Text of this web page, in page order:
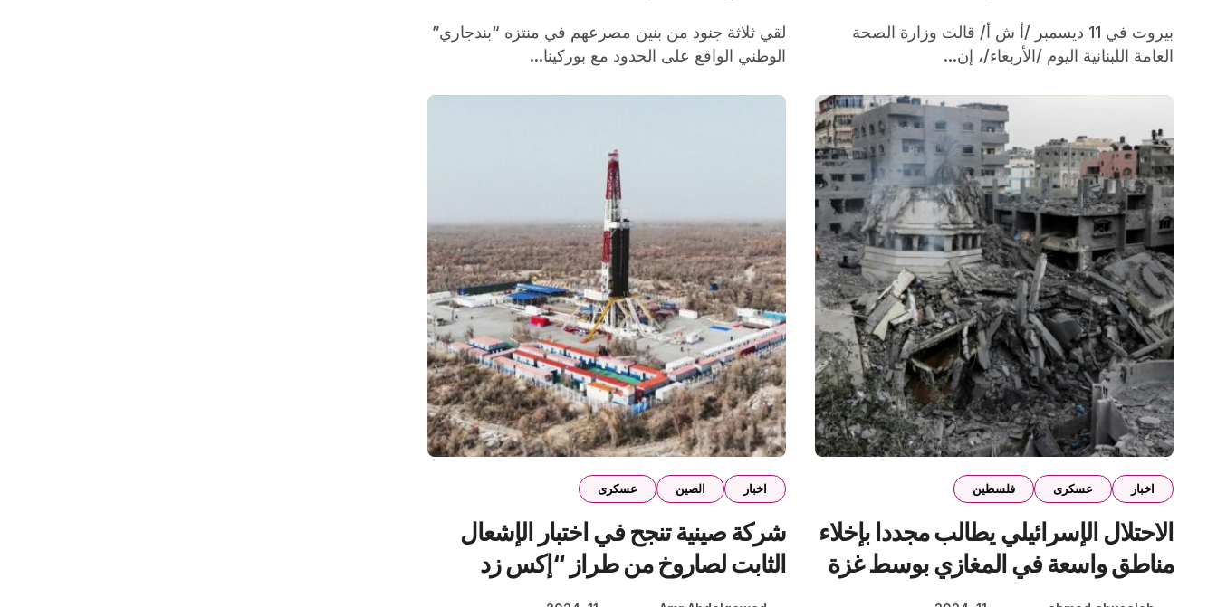
بيروت في 11 ديسمبر /أ ش أ/ قالت وزارة الصحة
العامة اللبنانية اليوم /الأربعاء/، إن...
لقي ثلاثة جنود من بنين مصرعهم في منتزه “بندجاري”
الوطني الواقع على الحدود مع بوركينا...
اخبار عسكرى فلسطين
الاحتلال الإسرائيلي يطالب مجددا بإخلاء
مناطق واسعة في المغازي بوسط غزة
اخبار الصين عسكرى
شركة صينية تنجح في اختبار الإشعال
الثابت لصاروخ من طراز “إكس زد
واي-1”